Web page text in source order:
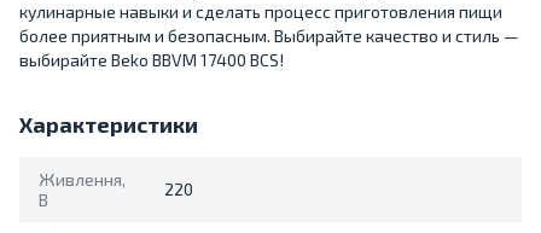
кулинарные навыки и сделать процесс приготовления пищи
более приятным и безопасным. Выбирайте качество и стиль —
выбирайте Beko BBVM 17400 BCS!
Характеристики
Живлення,
В
220